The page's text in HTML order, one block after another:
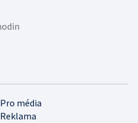
Pro média
Reklama